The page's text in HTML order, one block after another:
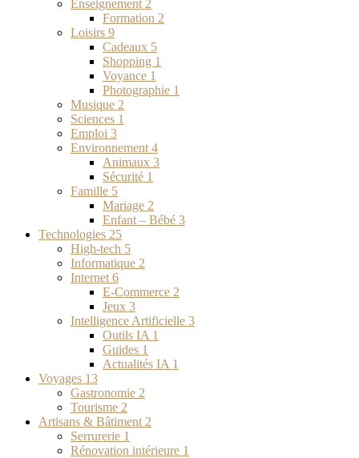
Enseignement 2
Formation 2
Loisirs 9
Cadeaux 5
Shopping 1
Voyance 1
Photographie 1
Musique 2
Sciences 1
Emploi 3
Environnement 4
Animaux 3
Sécurité 1
Famille 5
Mariage 2
Enfant – Bébé 3
Technologies 25
High-tech 5
Informatique 2
Internet 6
E-Commerce 2
Jeux 3
Intelligence Artificielle 3
Outils IA 1
Guides 1
Actualités IA 1
Voyages 13
Gastronomie 2
Tourisme 2
Artisans & Bâtiment 2
Serrurerie 1
Rénovation intérieure 1